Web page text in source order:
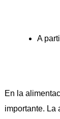
A
En la
importante. La